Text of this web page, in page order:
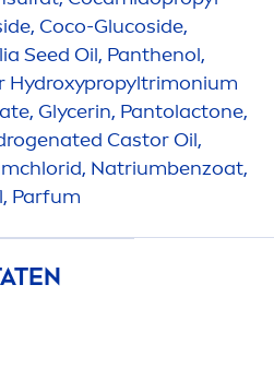
Coco-Glucoside,
Seed Oil, Panthenol,
Hydroxypropyltrimonium
Glycerin, Pantolactone,
genated Castor Oil,
Natriumbenzoat,
Parfum